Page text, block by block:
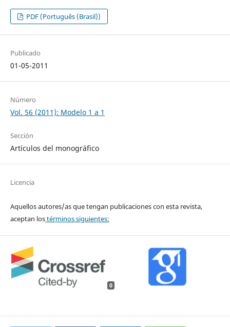
PDF (Português (Brasil))
Publicado
01-05-2011
Número
Vol. 56 (2011): Modelo 1 a 1
Sección
Artículos del monográfico
Licencia
Aquellos autores/as que tengan publicaciones con esta revista,
aceptan lostérminos siguientes:
0